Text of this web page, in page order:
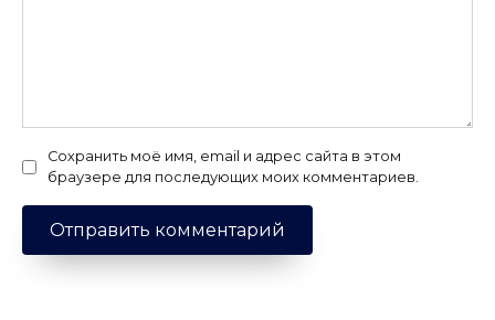
Сохранить моё имя, email и адрес сайта в этом
браузере для последующих моих комментариев.